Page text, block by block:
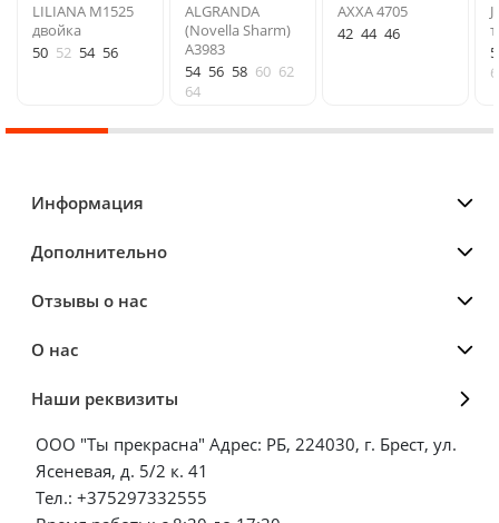
LILIANA М1525
двойка
50 52 54 56
ALGRANDA
(Novella Sharm)
A3983
54 56 58 60 62
64
AXXA 4705
42 44 46
Информация
Дополнительно
Отзывы о нас
О нас
Наши реквизиты
ООО "Ты прекрасна" Адрес: РБ, 224030, г. Брест, ул.
Ясеневая, д. 5/2 к. 41
Тел.: +375297332555